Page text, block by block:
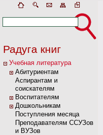
Радуга книг
Учебная литература
Абитуриентам
Аспирантам и
соискателям
Воспитателям
Дошкольникам
Поступления месяца
Преподавателям ССУЗов
и ВУЗов